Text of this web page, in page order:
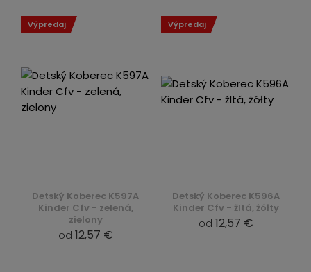
Detský Koberec K597A
Kinder Cfv - zelená,
zielony
od 12,57 €
Výpredaj
Detský Koberec K596A
Kinder Cfv - žltá, żółty
od 12,57 €
Výpredaj